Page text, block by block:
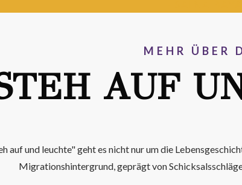
MEHR ÜBER
AUF
auf und leuchte" geht es nicht nur um die
Migrationshintergrund, geprägt von